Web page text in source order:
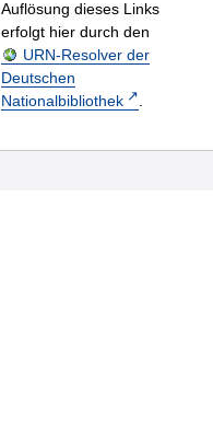
Auflösung dieses Links
erfolgt hier durch den
URN-Resolver der
Deutschen
Nationalbibliothek
.